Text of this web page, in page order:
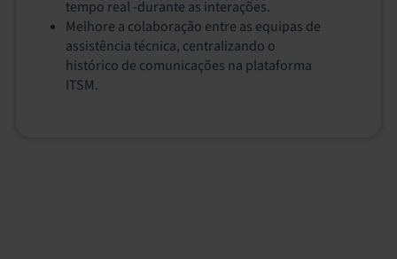
tempo real ‑durante as interações.
Melhore a colaboração entre as equipas de
assistência técnica, centralizando o
histórico de comunicações na plataforma
ITSM.